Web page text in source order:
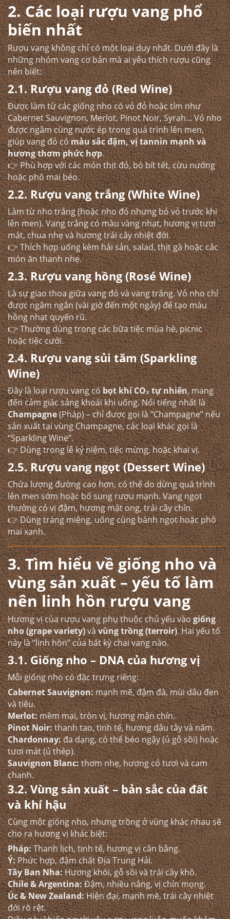
2. Các loại rượu vang phổ
biến nhất
Rượu vang không chỉ có một loại duy nhất. Dưới đây là
những nhóm vang cơ bản mà ai yêu thích rượu cũng
nên biết:
2.1. Rượu vang đỏ (Red Wine)
Được làm từ các giống nho có vỏ đỏ hoặc tím như
Cabernet Sauvignon, Merlot, Pinot Noir, Syrah... Vỏ nho
được ngâm cùng nước ép trong quá trình lên men,
giúp vang đỏ cómàu sắc đậm, vị tannin mạnh và
hương thơm phức hợp.
👉 Phù hợp với các món thịt đỏ, bò bít tết, cừu nướng
hoặc phô mai béo.
2.2. Rượu vang trắng (White Wine)
Làm từ nho trắng (hoặc nho đỏ nhưng bỏ vỏ trước khi
lên men). Vang trắng có màu vàng nhạt, hương vị tươi
mát, chua nhẹ và hương trái cây nhiệt đới.
👉 Thích hợp uống kèm hải sản, salad, thịt gà hoặc các
món ăn thanh nhẹ.
2.3. Rượu vang hồng (Rosé Wine)
Là sự giao thoa giữa vang đỏ và vang trắng. Vỏ nho chỉ
được ngâm ngắn (vài giờ đến một ngày) để tạo màu
hồng nhạt quyến rũ.
👉 Thường dùng trong các bữa tiệc mùa hè, picnic
hoặc tiệc cưới.
2.4. Rượu vang sủi tăm (Sparkling
Wine)
Đây là loại rượu vang cóbọt khí CO₂ tự nhiên, mang
đến cảm giác sảng khoái khi uống. Nổi tiếng nhất là
Champagne(Pháp) – chỉ được gọi là “Champagne” nếu
sản xuất tại vùng Champagne, các loại khác gọi là
“Sparkling Wine”.
👉 Dùng trong lễ kỷ niệm, tiệc mừng, hoặc khai vị.
2.5. Rượu vang ngọt (Dessert Wine)
Chứa lượng đường cao hơn, có thể do dừng quá trình
lên men sớm hoặc bổ sung rượu mạnh. Vang ngọt
thường có vị đậm, hương mật ong, trái cây chín.
👉 Dùng tráng miệng, uống cùng bánh ngọt hoặc phô
mai xanh.
3. Tìm hiểu về giống nho và
vùng sản xuất – yếu tố làm
nên linh hồn rượu vang
Hương vị của rượu vang phụ thuộc chủ yếu vàogiống
nho (grape variety)vàvùng trồng (terroir). Hai yếu tố
này là “linh hồn” của bất kỳ chai vang nào.
3.1. Giống nho – DNA của hương vị
Mỗi giống nho có đặc trưng riêng:
Cabernet Sauvignon:mạnh mẽ, đậm đà, mùi dâu đen
và tiêu.
Merlot:mềm mại, tròn vị, hương mận chín.
Pinot Noir:thanh tao, tinh tế, hương dâu tây và nấm.
Chardonnay:đa dạng, có thể béo ngậy (ủ gỗ sồi) hoặc
tươi mát (ủ thép).
Sauvignon Blanc:thơm nhẹ, hương cỏ tươi và cam
chanh.
3.2. Vùng sản xuất – bản sắc của đất
và khí hậu
Cùng một giống nho, nhưng trồng ở vùng khác nhau sẽ
cho ra hương vị khác biệt:
Pháp:Thanh lịch, tinh tế, hương vị cân bằng.
Ý:Phức hợp, đậm chất Địa Trung Hải.
Tây Ban Nha:Hương khói, gỗ sồi và trái cây khô.
Chile & Argentina:Đậm, nhiều nắng, vị chín mọng.
Úc & New Zealand:Hiện đại, mạnh mẽ, trái cây nhiệt
đới rõ rệt.